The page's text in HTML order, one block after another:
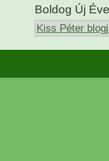
Boldog Új
Kiss Péter